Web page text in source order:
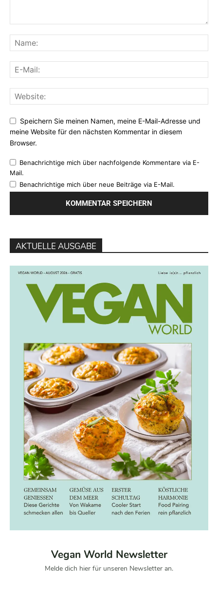
Speichern Sie meinen Namen, meine E-Mail-Adresse und
meine Website für den nächsten Kommentar in diesem
Browser.
Benachrichtige mich über nachfolgende Kommentare via E-
Mail.
Benachrichtige mich über neue Beiträge via E-Mail.
AKTUELLE AUSGABE
Vegan World Newsletter
Melde dich hier für unseren Newsletter an.